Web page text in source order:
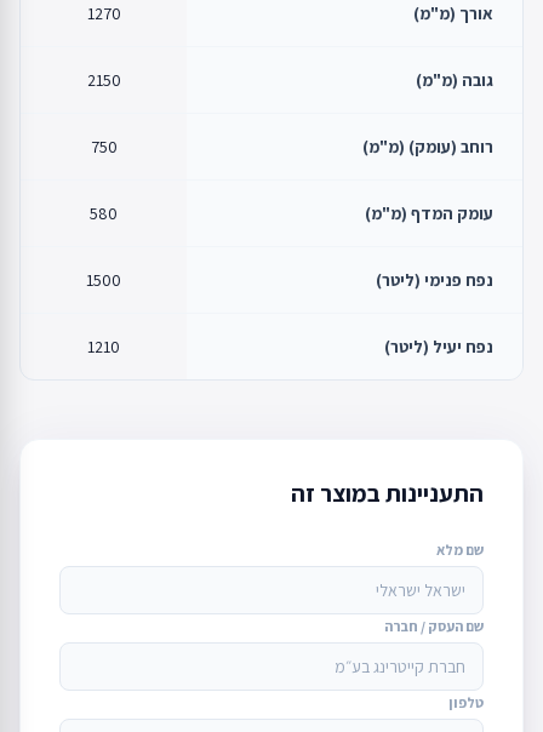
אורך (מ"מ) 1270
גובה (מ"מ) 2150
רוחב (עומק) (מ"מ) 750
עומק המדף (מ"מ) 580
נפח פנימי (ליטר) 1500
נפח יעיל (ליטר) 1210
התעניינות במוצר זה
שם מלא
שם העסק / חברה
טלפון